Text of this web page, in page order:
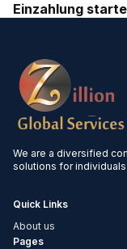
Einzahlung
We are a diversified
solutions for
Quick Links
About us
Pages